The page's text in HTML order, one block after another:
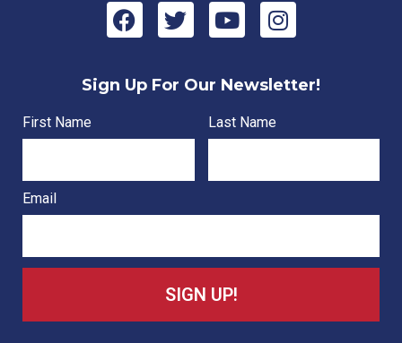
Sign Up For Our Newsletter!
First Name Last Name
Email
SIGN UP!